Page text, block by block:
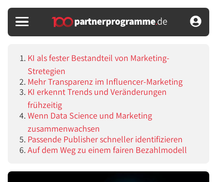
KI als fester Bestandteil von Marketing-
Stretegien
Mehr Transparenz im Influencer-Marketing
KI erkennt Trends und Veränderungen
frühzeitig
Wenn Data Science und Marketing
zusammenwachsen
Passende Publisher schneller identifizieren
Auf dem Weg zu einem fairen Bezahlmodell